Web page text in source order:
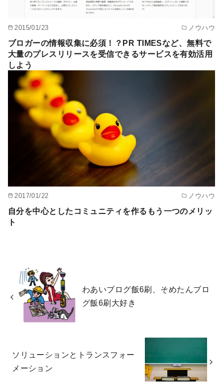
2015/01/23 ノウハウ
ブロガーの情報収集に必須！？PR TIMESなど、無料で
大量のプレスリリースを受信できるサービスを有効活用
しよう
2017/01/22 ノウハウ
自分を中心としたコミュニティを作るもう一つのメリッ
ト
わあいブログ飯6刷、そめたんブロ
グ飯6刷大好き
ソリューションとトランスフォー
メーション